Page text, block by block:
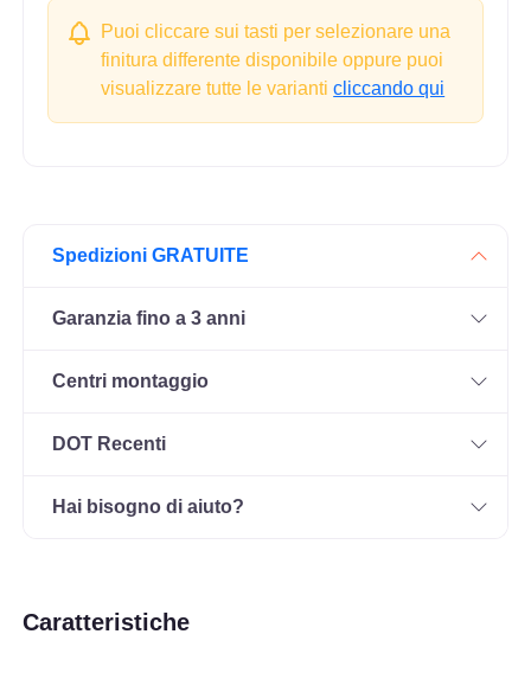
Puoi cliccare sui tasti per selezionare una
finitura differente disponibile oppure puoi
visualizzare tutte le varianticliccando qui
Spedizioni GRATUITE
Garanzia fino a 3 anni
Centri montaggio
DOT Recenti
Hai bisogno di aiuto?
Caratteristiche